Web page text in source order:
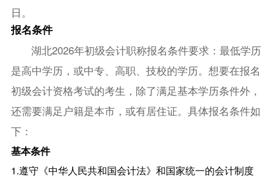
日。
报名条件
湖北2026年初级会计职称报名条件要求：最低学历
是高中学历，或中专、高职、技校的学历。想要在报名
初级会计资格考试的考生，除了满足基本学历条件外，
还需要满足户籍是本市，或有居住证。具体报名条件如
下：
基本条件
1.遵守《中华人民共和国会计法》和国家统一的会计制度